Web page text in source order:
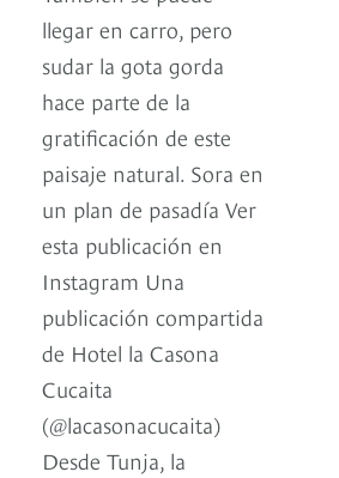
llegar en carro, pero
sudar la gota gorda
hace parte de la
gratificación de este
paisaje natural. Sora en
un plan de pasadía Ver
esta publicación en
Instagram Una
publicación compartida
de Hotel la Casona
Cucaita
(@lacasonacucaita)
Desde Tunja, la